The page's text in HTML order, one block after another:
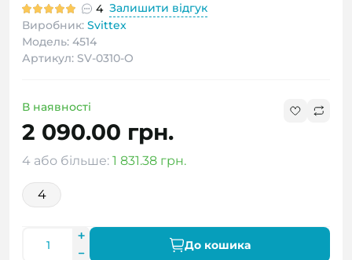
4 Залишити відгук
Виробник: Svittex
Модель: 4514
Артикул: SV-0310-O
В наявності
2 090.00 грн.
4 або більше: 1 831.38 грн.
4
До кошика